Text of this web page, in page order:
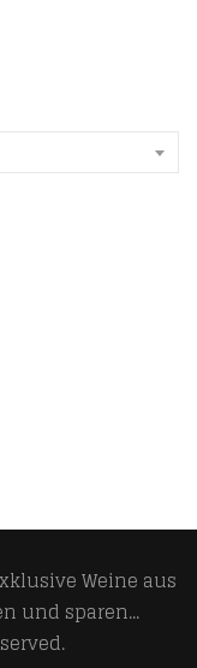
Weine aus
und sparen...